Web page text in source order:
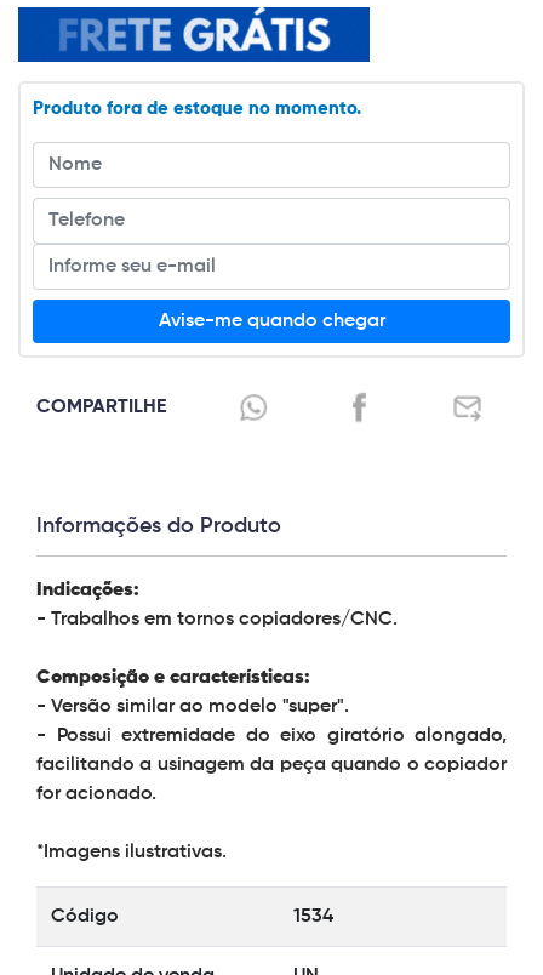
Produto fora de estoque no momento.
Avise-me quando chegar
COMPARTILHE
Informações do Produto
Indicações:
- Trabalhos em tornos copiadores/CNC.
Composição e características:
- Versão similar ao modelo "super".
- Possui extremidade do eixo giratório alongado,
facilitando a usinagem da peça quando o copiador
for acionado.
*Imagens ilustrativas.
Código 1534